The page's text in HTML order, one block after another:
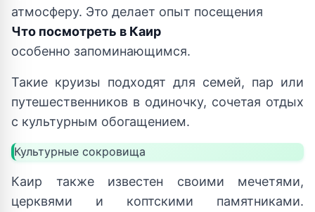
атмосферу. Это делает опыт посещения
Что посмотреть в Каир
особенно запоминающимся.
Такие круизы подходят для семей, пар или
путешественников в одиночку, сочетая отдых
с культурным обогащением.
Культурные сокровища
Каир также известен своими мечетями,
церквями и коптскими памятниками.